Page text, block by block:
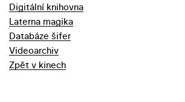
Digitální knihovna
Laterna magika
Databáze šifer
Videoarchiv
Zpět v kinech